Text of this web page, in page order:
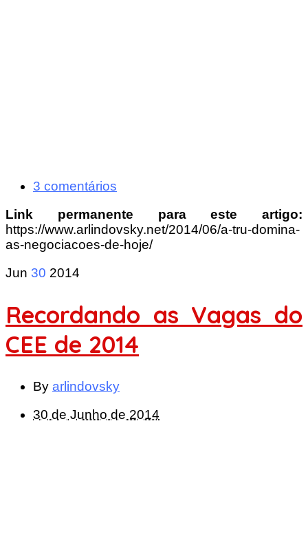
3 comentários
Link permanente para este artigo:
https://www.arlindovsky.net/2014/06/a-tru-domina-
as-negociacoes-de-hoje/
Jun 30 2014
Recordando as Vagas do
CEE de 2014
By arlindovsky
30 de Junho de 2014